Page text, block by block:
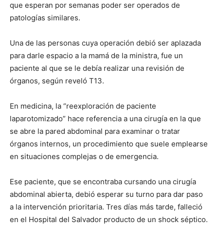
que esperan por semanas poder ser operados de
patologías similares.
Una de las personas cuya operación debió ser aplazada
para darle espacio a la mamá de la ministra, fue un
paciente al que se le debía realizar una revisión de
órganos, según reveló T13.
En medicina, la “reexploración de paciente
laparotomizado” hace referencia a una cirugía en la que
se abre la pared abdominal para examinar o tratar
órganos internos, un procedimiento que suele emplearse
en situaciones complejas o de emergencia.
Ese paciente, que se encontraba cursando una cirugía
abdominal abierta, debió esperar su turno para dar paso
a la intervención prioritaria. Tres días más tarde, falleció
en el Hospital del Salvador producto de un shock séptico.